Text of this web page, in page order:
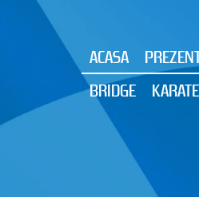
ACASA
BRIDGE
KARATE